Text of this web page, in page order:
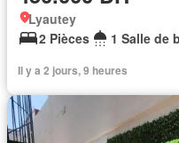
Lyautey
2 Pièces
1 Salle de
Il y a 2 jours, 9 heures